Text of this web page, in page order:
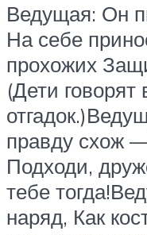
Ведущая: Он
На себе
прохожих
(Дети говорят
правду схож
Подходи,
тебе
наряд, Как